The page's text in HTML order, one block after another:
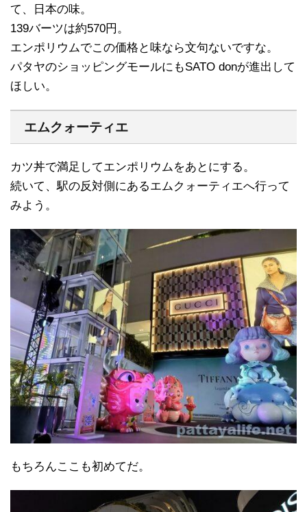
て、日本の味。
139バーツは約570円。
エンポリウムでこの価格と味なら文句ないですな。
パタヤのショッピングモールにもSATO donが進出して
ほしい。
エムクォーティエ
カツ丼で満足してエンポリウムをあとにする。
続いて、駅の反対側にあるエムクォーティエへ行って
みよう。
もちろんここも初めてだ。